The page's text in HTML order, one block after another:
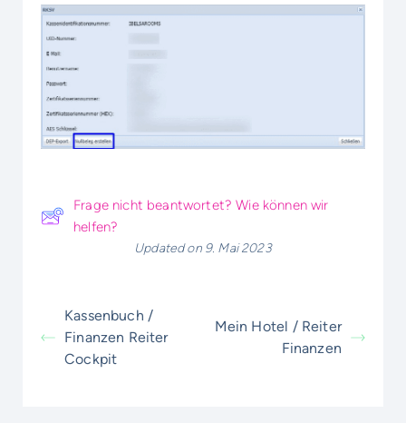
Frage nicht beantwortet? Wie können wir
helfen?
Updated on 9. Mai 2023
Kassenbuch /
Finanzen Reiter
Cockpit
Mein Hotel / Reiter
Finanzen